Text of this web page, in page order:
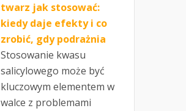
twarz jak stosować:
kiedy daje efekty i co
zrobić, gdy podrażnia
Stosowanie kwasu
salicylowego może być
kluczowym elementem w
walce z problemami